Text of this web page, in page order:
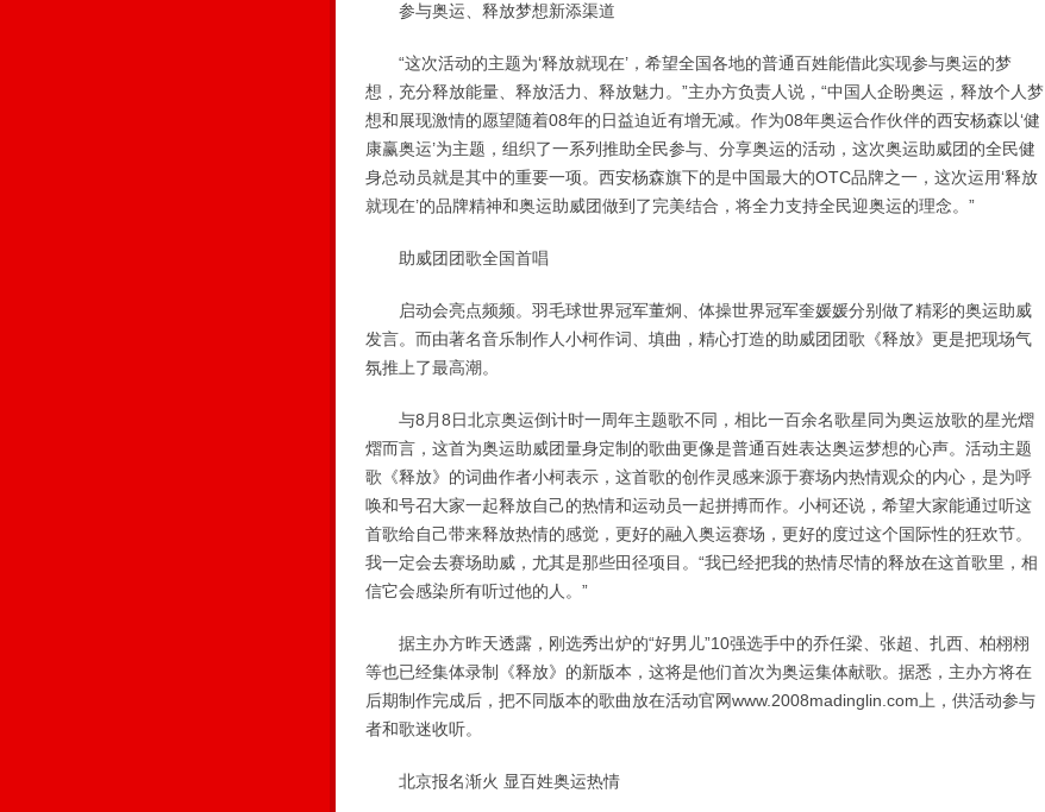
参与奥运、释放梦想新添渠道
“这次活动的主题为‘释放就现在’，希望全国各地的普通百姓能借此实现参与奥运的梦
想，充分释放能量、释放活力、释放魅力。”主办方负责人说，“中国人企盼奥运，释放个人梦
想和展现激情的愿望随着08年的日益迫近有增无减。作为08年奥运合作伙伴的西安杨森以‘健
康赢奥运’为主题，组织了一系列推助全民参与、分享奥运的活动，这次奥运助威团的全民健
身总动员就是其中的重要一项。西安杨森旗下的是中国最大的OTC品牌之一，这次运用‘释放
就现在’的品牌精神和奥运助威团做到了完美结合，将全力支持全民迎奥运的理念。”
助威团团歌全国首唱
启动会亮点频频。羽毛球世界冠军董炯、体操世界冠军奎媛媛分别做了精彩的奥运助威
发言。而由著名音乐制作人小柯作词、填曲，精心打造的助威团团歌《释放》更是把现场气
氛推上了最高潮。
与8月8日北京奥运倒计时一周年主题歌不同，相比一百余名歌星同为奥运放歌的星光熠
熠而言，这首为奥运助威团量身定制的歌曲更像是普通百姓表达奥运梦想的心声。活动主题
歌《释放》的词曲作者小柯表示，这首歌的创作灵感来源于赛场内热情观众的内心，是为呼
唤和号召大家一起释放自己的热情和运动员一起拼搏而作。小柯还说，希望大家能通过听这
首歌给自己带来释放热情的感觉，更好的融入奥运赛场，更好的度过这个国际性的狂欢节。
我一定会去赛场助威，尤其是那些田径项目。“我已经把我的热情尽情的释放在这首歌里，相
信它会感染所有听过他的人。”
据主办方昨天透露，刚选秀出炉的“好男儿”10强选手中的乔任梁、张超、扎西、柏栩栩
等也已经集体录制《释放》的新版本，这将是他们首次为奥运集体献歌。据悉，主办方将在
后期制作完成后，把不同版本的歌曲放在活动官网www.2008madinglin.com上，供活动参与
者和歌迷收听。
北京报名渐火 显百姓奥运热情